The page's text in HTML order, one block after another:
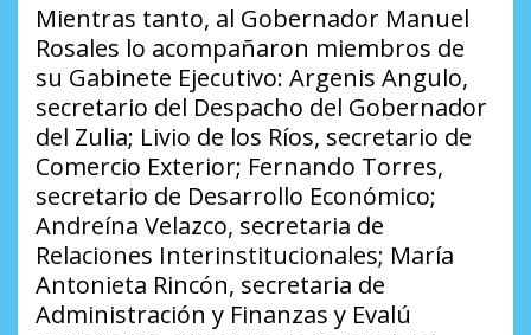
Mientras tanto, al Gobernador Manuel
Rosales lo acompañaron miembros de
su Gabinete Ejecutivo: Argenis Angulo,
secretario del Despacho del Gobernador
del Zulia; Livio de los Ríos, secretario de
Comercio Exterior; Fernando Torres,
secretario de Desarrollo Económico;
Andreína Velazco, secretaria de
Relaciones Interinstitucionales; María
Antonieta Rincón, secretaria de
Administración y Finanzas y Evalú